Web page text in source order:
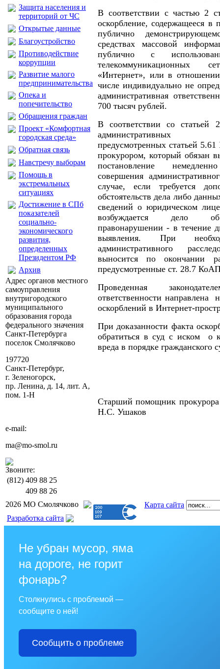
Защита населения и
территорий от ЧС
Открытые данные
Благоустройство
Противодействие
коррупции
Развитие малого
предпринимательства
Опека и
попечительство
Обращения граждан
Проект «Комфортная
городская среда»
Обратная связь
Навстречу выборам
Помощь в
экстремальных
ситуациях
Достижение в СПб
показателей
социально-
экономического
развития,
определенных
Президентом РФ
Архив
Адрес органов местного
самоуправления
внутригородского
муниципального
образования города
федерального значения
Санкт-Петербурга
поселок Смолячково
197720
Санкт-Петербург,
г. Зеленогорск,
пр. Ленина, д. 14, лит. А,
пом. 1-Н
e-mail:
ma@mo-smol.ru
Звоните:
(812) 409 88 25
409 88 26
В соответствии с частью 2
оскорбление, содержащееся в
публично
средствах массовой
публично с
телекоммуникационных
«Интернет», или в
числе индивидуально не
административная
700 тысяч рублей.
В соответствии со
административных
предусмотренных статьей
прокурором, который обязан
постановление
совершения
случае, если требуется
обстоятельств дела либо
сведений о юридическом
возбуждается дело об
правонарушении - в течение
выявления. При
административного
выносится по окончании
предусмотренные ст. 28.7
Проведенная
ответственности направлена
оскорблений в Интернет-
При доказанности факта
обратиться в суд с иском о
вреда в порядке гражданского
Старший помощник
Н.С. Ушаков
2026 МО Смолячково
Карта сайта
Разработка сайта
Не убран мусор, яма
на дороге, не горит
фонарь?
Столкнулись с проблемой —
сообщите о ней!
Сообщить о проблеме